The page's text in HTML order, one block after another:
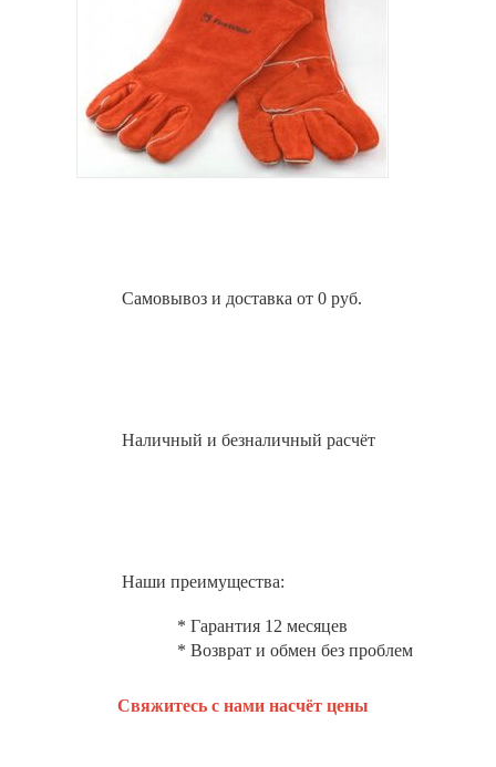
Самовывоз и доставка от 0 руб.
Наличный и безналичный расчёт
Наши преимущества:
* Гарантия 12 месяцев
* Возврат и обмен без проблем
Свяжитесь с нами насчёт цены